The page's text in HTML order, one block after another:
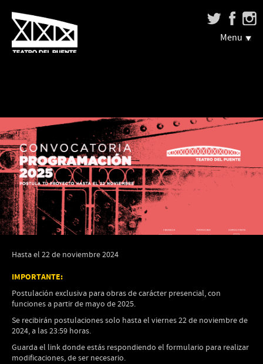
Menu
Hasta el 22 de noviembre 2024
IMPORTANTE:
Postulación exclusiva para obras de carácter presencial, con
funciones a partir de mayo de 2025.
Se recibirán postulaciones solo hasta el viernes 22 de noviembre de
2024, a las 23:59 horas.
Guarda el link donde estás respondiendo el formulario para realizar
modificaciones, de ser necesario.